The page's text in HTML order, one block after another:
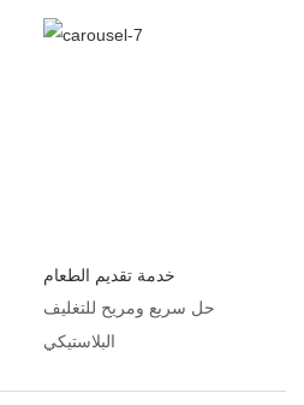
خدمة تقديم الطعام
حل سريع ومريح للتغليف
البلاستيكي